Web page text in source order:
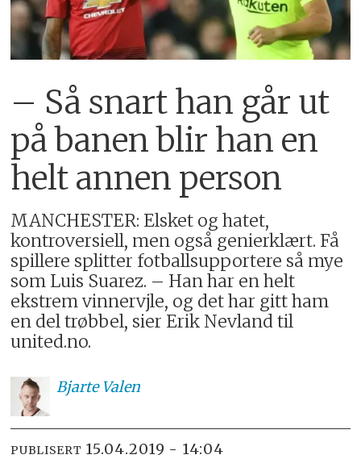
– Så snart han går ut
på banen blir han en
helt annen person
MANCHESTER: Elsket og hatet,
kontroversiell, men også genierklært. Få
spillere splitter fotballsupportere så mye
som Luis Suarez. – Han har en helt
ekstrem vinnervjle, og det har gitt ham
en del trøbbel, sier Erik Nevland til
united.no.
Bjarte Valen
PUBLISERT 15.04.2019 - 14:04